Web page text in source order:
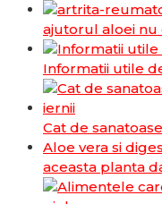
ajutorul aloei nu
Informatii utile
Cat de
Aloe vera si
aceasta planta